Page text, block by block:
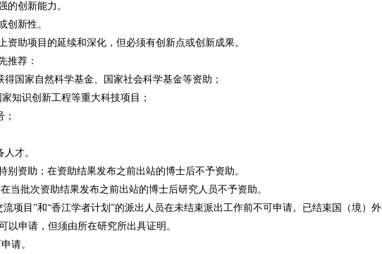
创新能力。
创新性。
助项目的延续和深化，但必须有创新点或创新成果。
推荐：
国家自然科学基金、国家社会科学基金等资助；
知识创新工程等重大科技项目；
才。
资助；在资助结果发布之前出站的博士后不予资助。
批次资助结果发布之前出站的博士后研究人员不予资助。
项目”和“香江学者计划”的派出人员在未结束派出工作前不可申请。已结束国（境）外
申请，但须由所在研究所出具证明。
请。